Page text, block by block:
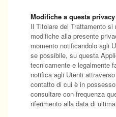
Modifiche a questa
Il Titolare del Trattamento
modifiche alla presente
momento notificandolo agli
se possibile, su questa
tecnicamente e legalmente
notifica agli Utenti
contatto di cui è in
consultare con frequenza
riferimento alla data di